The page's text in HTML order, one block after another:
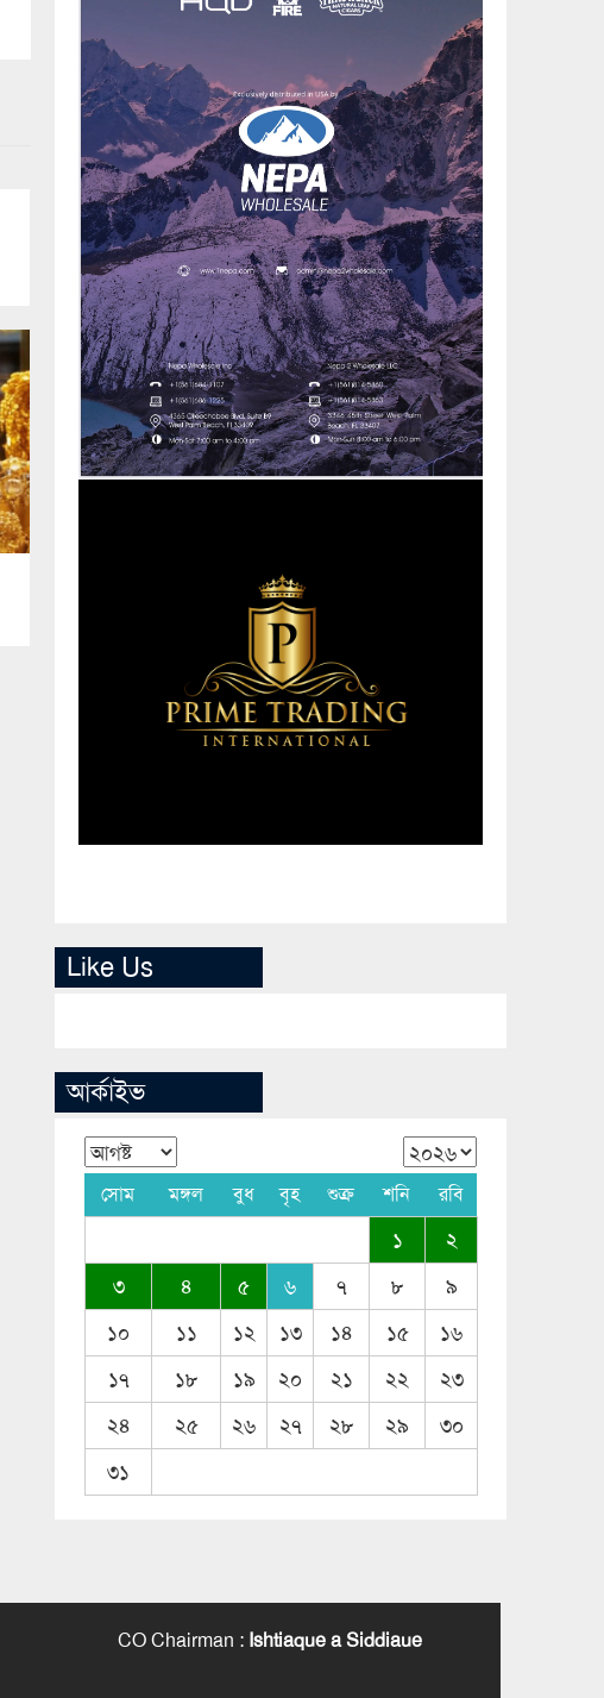
Like Us
আর্কাইভ
সোম মঙ্গল বুধ বৃহ শুক্র শনি রবি
১
২
৩
৪ ৫ ৬ ৭ ৮
৯
১০
১১ ১২ ১৩ ১৪ ১৫
১৬
১৭
১৮ ১৯ ২০ ২১ ২২
২৩
২৪
২৫ ২৬ ২৭ ২৮ ২৯
৩০
৩১
CO Chairman : Ishtiaque a Siddiaue